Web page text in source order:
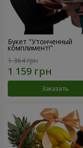
Букет "Утонченный
комплимент!"
1 364 грн
Заказать